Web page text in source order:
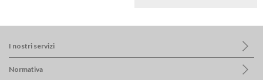
I nostri servizi
Normativa